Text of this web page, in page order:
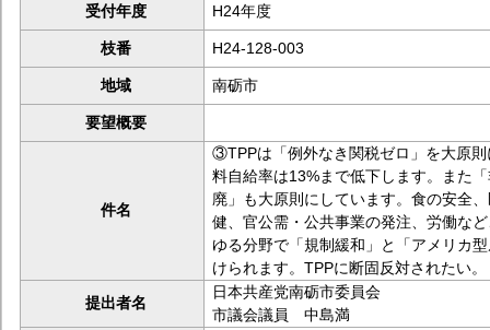
受付年度 H24年度
枝番 H24-128-003
地域 南砺市
要望概要
件名
③TPPは「例外なき関税ゼロ」を大原
料自給率は13%まで低下します。また
廃」も大原則にしています。食の安全
健、官公需・公共事業の発注、労働な
ゆる分野で「規制緩和」と「アメリカ
けられます。TPPに断固反対されたい。
提出者名
日本共産党南砺市委員会
市議会議員 中島満